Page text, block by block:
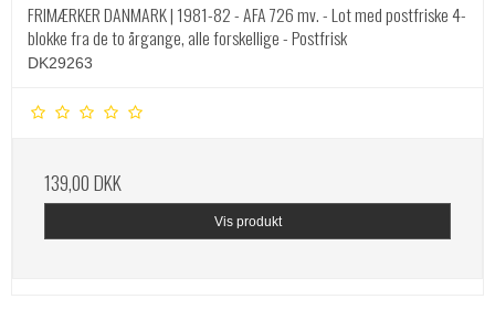
FRIMÆRKER DANMARK | 1981-82 - AFA 726 mv. - Lot med postfriske 4-
blokke fra de to årgange, alle forskellige - Postfrisk
DK29263
139,00 DKK
Vis produkt